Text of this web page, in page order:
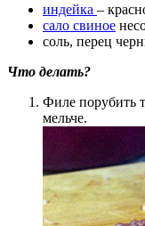
индейка –
сало свиное
соль, перец
Что делать?
Филе порубить
мельче.